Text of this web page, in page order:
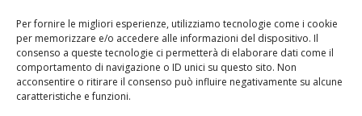
Per fornire le migliori esperienze, utilizziamo tecnologie come i cookie
per memorizzare e/o accedere alle informazioni del dispositivo. Il
consenso a queste tecnologie ci permetterà di elaborare dati come il
comportamento di navigazione o ID unici su questo sito. Non
acconsentire o ritirare il consenso può influire negativamente su alcune
caratteristiche e funzioni.
Recupera password
Carrello
Richiesta di reso